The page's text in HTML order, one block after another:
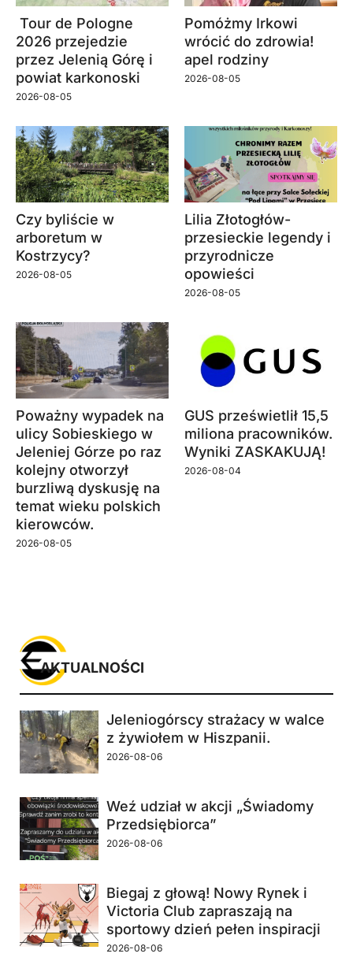
Tour de Pologne
2026 przejedzie
przez Jelenią Górę i
powiat karkonoski
2026-08-05
Pomóżmy Irkowi
wrócić do zdrowia!
apel rodziny
2026-08-05
Czy byliście w
arboretum w
Kostrzycy?
2026-08-05
Lilia Złotogłów-
przesieckie legendy i
przyrodnicze
opowieści
2026-08-05
Poważny wypadek na
ulicy Sobieskiego w
Jeleniej Górze po raz
kolejny otworzył
burzliwą dyskusję na
temat wieku polskich
kierowców.
2026-08-05
GUS prześwietlił 15,5
miliona pracowników.
Wyniki ZASKAKUJĄ!
2026-08-04
Jeleniogórscy strażacy w walce
z żywiołem w Hiszpanii.
2026-08-06
Weź udział w akcji „Świadomy
Przedsiębiorca”
2026-08-06
Biegaj z głową! Nowy Rynek i
Victoria Club zapraszają na
sportowy dzień pełen inspiracji
2026-08-06
AKTUALNOŚCI